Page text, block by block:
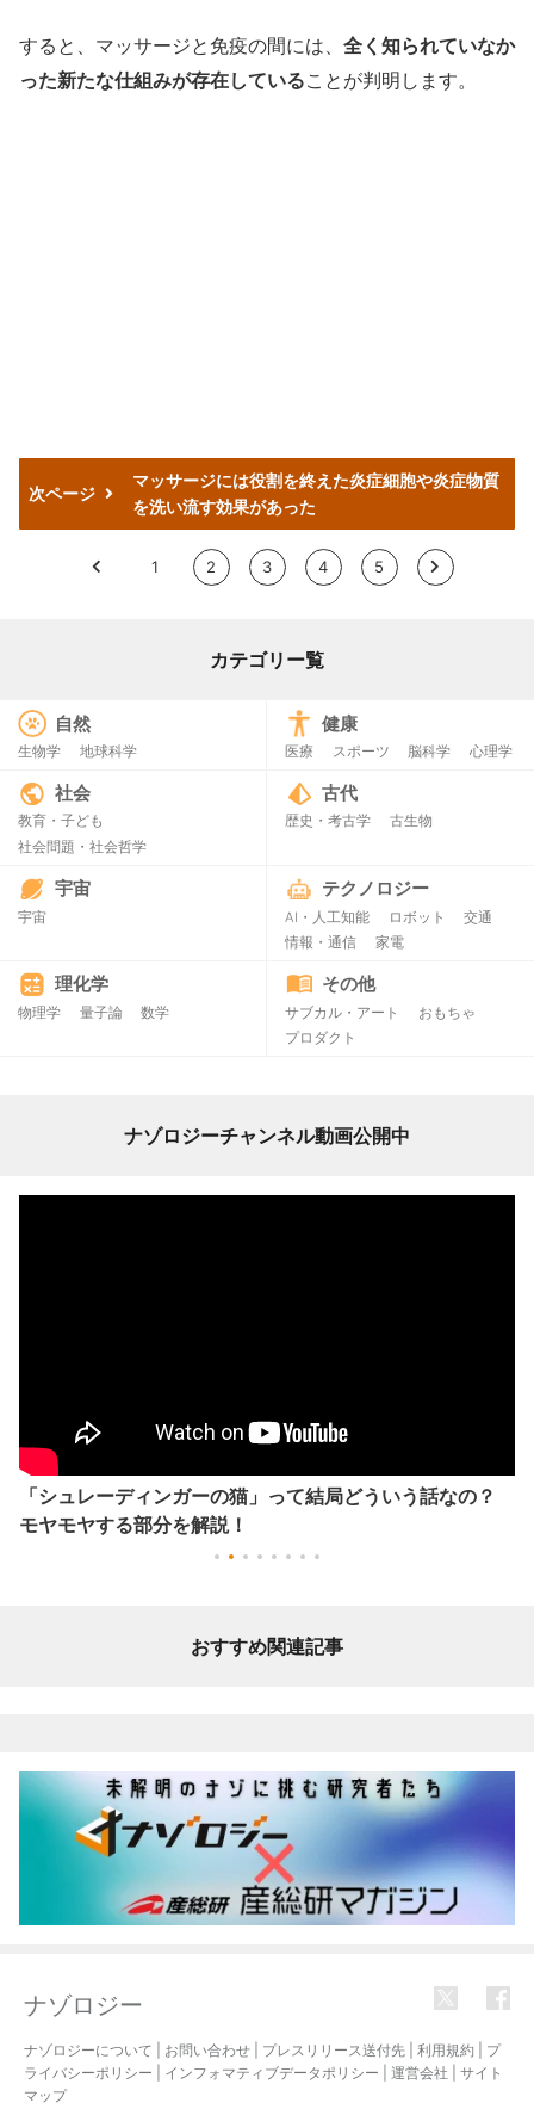
すると、マッサージと免疫の間には、 全く知られていなか
った新たな仕組みが存在していることが判明します。
次ページ
マッサージには役割を終えた炎症細胞や炎症物質
を洗い流す効果があった
< 1 2 3 4 5 >
カテゴリー覧
自然
生物学 地球科学
健康
医療 スポーツ 脳科学 心理学
社会
教育・子ども
社会問題・社会哲学
古代
歴史・考古学 古生物
宇宙
宇宙
テクノロジー
AI・人工知能 ロボット
交通
情報・通信
家電
理化学
物理学 量子論 数学
その他
サブカル・アート
おもちゃ
プロダクト
ナゾロジーチャンネル動画公開中
「シュレーディンガーの猫」って結局どういう話なの？
モヤモヤする部分を解説！
おすすめ関連記事
ナゾロジー
ナゾロジーについて お問い合わせ プレスリリース送付先 利用規約
プ
ライバシーポリシー
インフォマティブデータポリシー 運営会社
サイト
マップ